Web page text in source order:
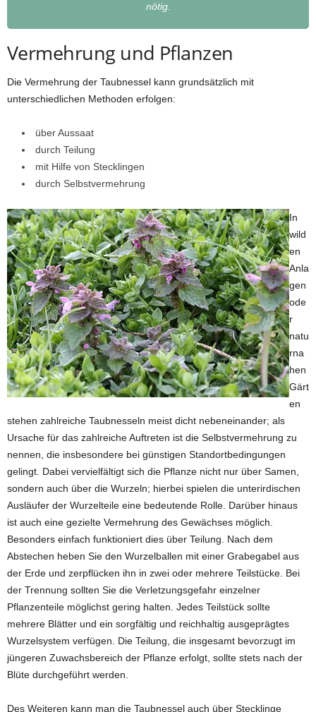
nötig.
Vermehrung und Pflanzen
Die Vermehrung der Taubnessel kann grundsätzlich mit
unterschiedlichen Methoden erfolgen:
über Aussaat
durch Teilung
mit Hilfe von Stecklingen
durch Selbstvermehrung
In
wild
en
Anla
gen
ode
r
natu
rna
hen
Gärt
en
stehen zahlreiche Taubnesseln meist dicht nebeneinander; als
Ursache für das zahlreiche Auftreten ist die Selbstvermehrung zu
nennen, die insbesondere bei günstigen Standortbedingungen
gelingt. Dabei vervielfältigt sich die Pflanze nicht nur über Samen,
sondern auch über die Wurzeln; hierbei spielen die unterirdischen
Ausläufer der Wurzelteile eine bedeutende Rolle. Darüber hinaus
ist auch eine gezielte Vermehrung des Gewächses möglich.
Besonders einfach funktioniert dies über Teilung. Nach dem
Abstechen heben Sie den Wurzelballen mit einer Grabegabel aus
der Erde und zerpflücken ihn in zwei oder mehrere Teilstücke. Bei
der Trennung sollten Sie die Verletzungsgefahr einzelner
Pflanzenteile möglichst gering halten. Jedes Teilstück sollte
mehrere Blätter und ein sorgfältig und reichhaltig ausgeprägtes
Wurzelsystem verfügen. Die Teilung, die insgesamt bevorzugt im
jüngeren Zuwachsbereich der Pflanze erfolgt, sollte stets nach der
Blüte durchgeführt werden.
Des Weiteren kann man die Taubnessel auch über Stecklinge